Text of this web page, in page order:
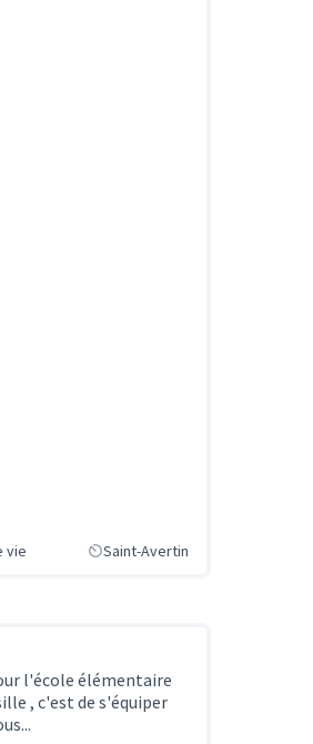
vie Saint-Avertin
l'école élémentaire
, c'est de s'équiper